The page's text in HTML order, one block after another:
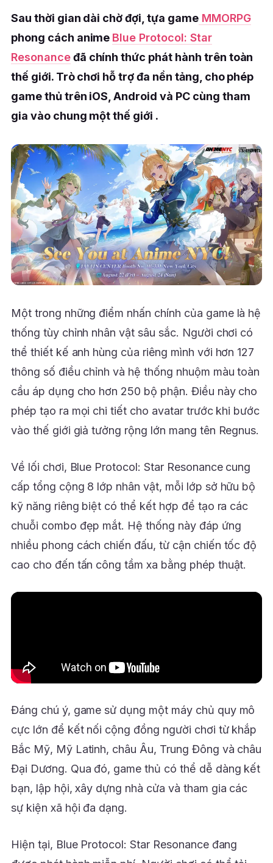
Sau thời gian dài chờ đợi, tựa gameMMORPG
phong cách anime Blue Protocol: Star
Resonanceđã chính thức phát hành trên toàn
thế giới. Trò chơi hỗ trợ đa nền tảng, cho phép
game thủ trên iOS, Android và PC cùng tham
gia vào chung một thế giới .
Một trong những điểm nhấn chính của game là hệ
thống tùy chỉnh nhân vật sâu sắc. Người chơi có
thể thiết kế anh hùng của riêng mình với hơn 127
thông số điều chỉnh và hệ thống nhuộm màu toàn
cầu áp dụng cho hơn 250 bộ phận. Điều này cho
phép tạo ra mọi chi tiết cho avatar trước khi bước
vào thế giới giả tưởng rộng lớn mang tên Regnus.
Về lối chơi, Blue Protocol: Star Resonance cung
cấp tổng cộng 8 lớp nhân vật, mỗi lớp sở hữu bộ
kỹ năng riêng biệt có thể kết hợp để tạo ra các
chuỗi combo đẹp mắt. Hệ thống này đáp ứng
nhiều phong cách chiến đấu, từ cận chiến tốc độ
cao cho đến tấn công tầm xa bằng phép thuật.
Đáng chú ý, game sử dụng một máy chủ quy mô
cực lớn để kết nối cộng đồng người chơi từ khắp
Bắc Mỹ, Mỹ Latinh, châu Âu, Trung Đông và châu
Đại Dương. Qua đó, game thủ có thể dễ dàng kết
bạn, lập hội, xây dựng nhà cửa và tham gia các
sự kiện xã hội đa dạng.
Hiện tại, Blue Protocol: Star Resonance đang